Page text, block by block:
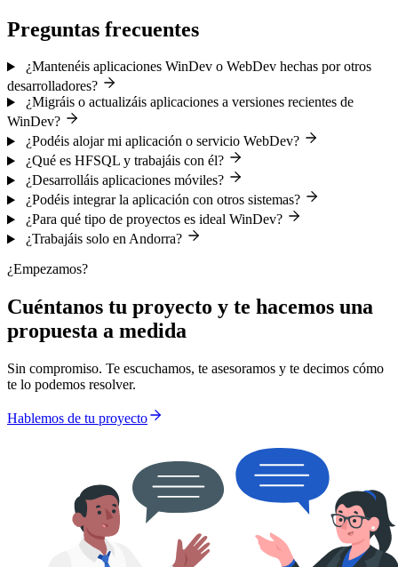
Preguntas frecuentes
¿Mantenéis aplicaciones WinDev o WebDev hechas por otros
desarrolladores?
¿Migráis o actualizáis aplicaciones a versiones recientes de
WinDev?
¿Podéis alojar mi aplicación o servicio WebDev?
¿Qué es HFSQL y trabajáis con él?
¿Desarrolláis aplicaciones móviles?
¿Podéis integrar la aplicación con otros sistemas?
¿Para qué tipo de proyectos es ideal WinDev?
¿Trabajáis solo en Andorra?
¿Empezamos?
Cuéntanos tu proyecto y te hacemos una
propuesta a medida
Sin compromiso. Te escuchamos, te asesoramos y te decimos cómo
te lo podemos resolver.
Hablemos de tu proyecto